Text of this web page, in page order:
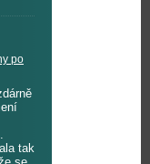
po
tak